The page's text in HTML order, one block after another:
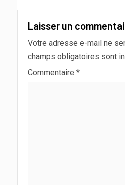
Laisser un
Votre adresse e-mail ne
champs obligatoires sont
Commentaire *